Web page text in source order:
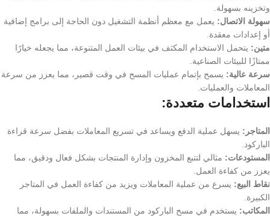
وتخزينه بسهولة.
سهولة الاتصال: يعمل مع معظم أنظمة التشغيل دون الحاجة إلى برامج إضافية
أو إعدادات معقدة.
متين: يتحمل الاستخدام المكثف في بيئات العمل المتنوعة، مما يجعله خيارًا
ممتازًا للبيئات الصناعية.
سرعة عالية: يسمح بإتمام عمليات المسح في وقت قصير، مما يعزز من سرعة
المعاملات والعمليات.
استخدامات متعددة:
المتاجر: يسهل عملية الدفع ويساعد في تسريع المعاملات بفضل سرعة قراءة
الباركود.
المستودعات: مثالي لتتبع المخزون وإدارة المنتجات بشكل فعال ودقيق، مما
يعزز من كفاءة العمل.
نقاط البيع: يسرع من عملية المعاملات ويزيد من كفاءة العمل في المتاجر
الكبيرة.
المكاتب: يستخدم في مسح الباركود من المستندات والملفات بسهولة، مما